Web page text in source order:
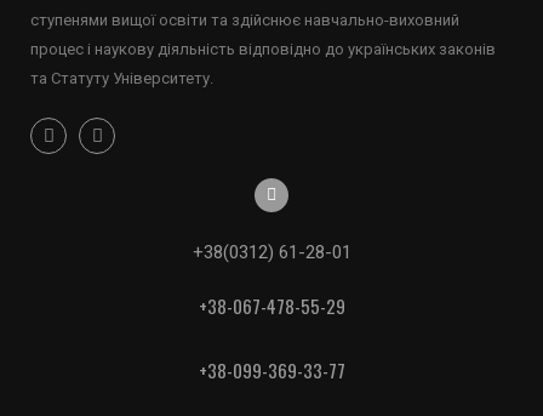
ступенями вищої освіти та здійснює навчально-виховний
процес і наукову діяльність відповідно до українських законів
та Статуту Університету.
+38(0312) 61-28-01
+38-067-478-55-29
+38-099-369-33-77